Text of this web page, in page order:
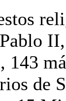
143
de